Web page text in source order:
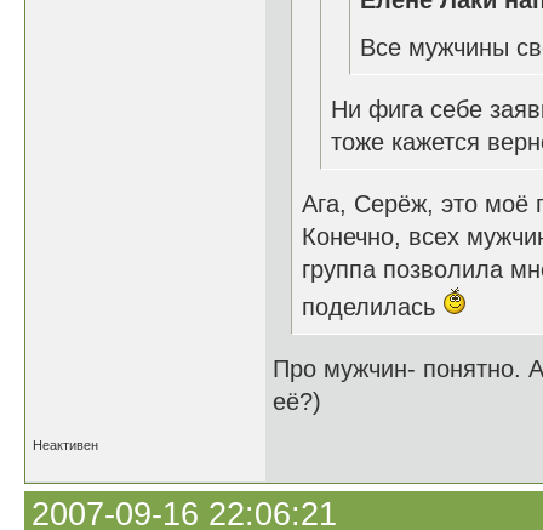
Все мужчины
Ни фига себе
тоже кажется
Ага, Серёж, это моё
Конечно, всех
группа позволила
поделилась
Про мужчин- понятно.
её?)
Неактивен
2007-09-16 22:06:21